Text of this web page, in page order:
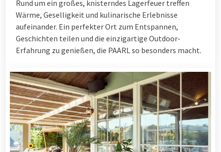
Rund um ein großes, knisterndes Lagerfeuer treffen
Wärme, Geselligkeit und kulinarische Erlebnisse
aufeinander. Ein perfekter Ort zum Entspannen,
Geschichten teilen und die einzigartige Outdoor-
Erfahrung zu genießen, die PAARL so besonders macht.